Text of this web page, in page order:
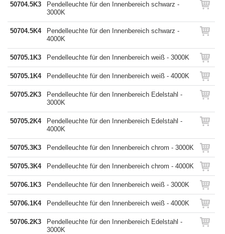
50704.5K3
Pendelleuchte für den Innenbereich schwarz -
3000K
50704.5K4
Pendelleuchte für den Innenbereich schwarz -
4000K
50705.1K3 Pendelleuchte für den Innenbereich weiß - 3000K
50705.1K4 Pendelleuchte für den Innenbereich weiß - 4000K
50705.2K3
Pendelleuchte für den Innenbereich Edelstahl -
3000K
50705.2K4
Pendelleuchte für den Innenbereich Edelstahl -
4000K
50705.3K3 Pendelleuchte für den Innenbereich chrom - 3000K
50705.3K4 Pendelleuchte für den Innenbereich chrom - 4000K
50706.1K3 Pendelleuchte für den Innenbereich weiß - 3000K
50706.1K4 Pendelleuchte für den Innenbereich weiß - 4000K
50706.2K3
Pendelleuchte für den Innenbereich Edelstahl -
3000K